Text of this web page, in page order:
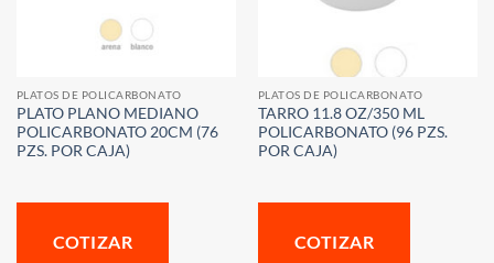
PLATOS DE POLICARBONATO
PLATO PLANO MEDIANO
POLICARBONATO 20CM (76
PZS. POR CAJA)
COTIZAR
PLATOS DE POLICARBONATO
TARRO 11.8 OZ/350 ML
POLICARBONATO (96 PZS.
POR CAJA)
COTIZAR